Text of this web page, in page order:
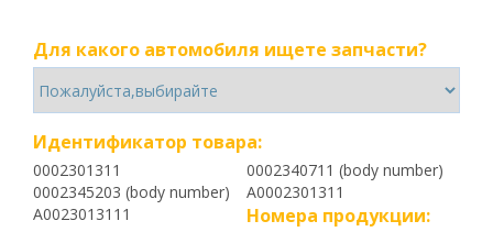
Для какого автомобиля ищете запчасти?
Идентификатор товара:
0002301311
0002340711 (body number)
0002345203 (body number)
A0002301311
A0023013111
Номера продукции: